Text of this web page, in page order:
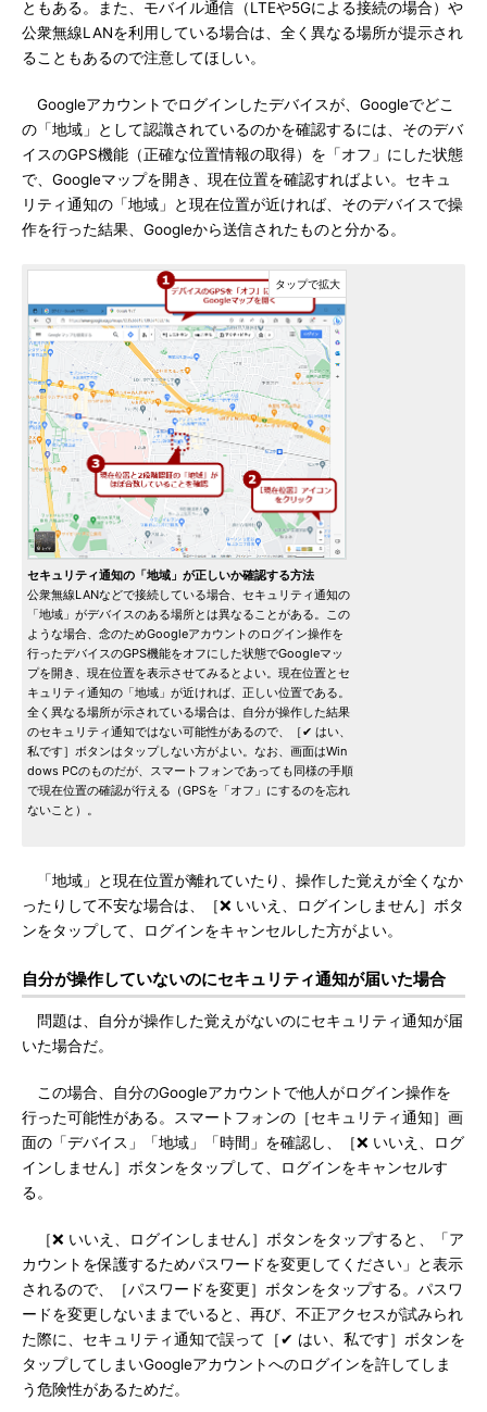
ともある。また、モバイル通信（LTEや5Gによる接続の場合）や
公衆無線LANを利用している場合は、全く異なる場所が提示され
ることもあるので注意してほしい。
Googleアカウントでログインしたデバイスが、Googleでどこ
の「地域」として認識されているのかを確認するには、そのデバ
イスのGPS機能（正確な位置情報の取得）を「オフ」にした状態
で、Googleマップを開き、現在位置を確認すればよい。セキュ
リティ通知の「地域」と現在位置が近ければ、そのデバイスで操
作を行った結果、Googleから送信されたものと分かる。
セキュリティ通知の「地域」が正しいか確認する方法
公衆無線LANなどで接続している場合、セキュリティ通知の
「地域」がデバイスのある場所とは異なることがある。この
ような場合、念のためGoogleアカウントのログイン操作を
行ったデバイスのGPS機能をオフにした状態でGoogleマッ
プを開き、現在位置を表示させてみるとよい。現在位置とセ
キュリティ通知の「地域」が近ければ、正しい位置である。
全く異なる場所が示されている場合は、自分が操作した結果
のセキュリティ通知ではない可能性があるので、［✔ はい、
私です］ボタンはタップしない方がよい。なお、画面はWin
dows PCのものだが、スマートフォンであっても同様の手順
で現在位置の確認が行える（GPSを「オフ」にするのを忘れ
ないこと）。
「地域」と現在位置が離れていたり、操作した覚えが全くなか
ったりして不安な場合は、［❌ いいえ、ログインしません］ボタ
ンをタップして、ログインをキャンセルした方がよい。
自分が操作していないのにセキュリティ通知が届いた場合
問題は、自分が操作した覚えがないのにセキュリティ通知が届
いた場合だ。
この場合、自分のGoogleアカウントで他人がログイン操作を
行った可能性がある。スマートフォンの［セキュリティ通知］画
面の「デバイス」「地域」「時間」を確認し、［❌ いいえ、ログ
インしません］ボタンをタップして、ログインをキャンセルす
る。
［❌ いいえ、ログインしません］ボタンをタップすると、「ア
カウントを保護するためパスワードを変更してください」と表示
されるので、［パスワードを変更］ボタンをタップする。パスワ
ードを変更しないままでいると、再び、不正アクセスが試みられ
た際に、セキュリティ通知で誤って［✔ はい、私です］ボタンを
タップしてしまいGoogleアカウントへのログインを許してしま
う危険性があるためだ。